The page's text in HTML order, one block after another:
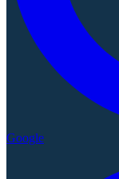
Google